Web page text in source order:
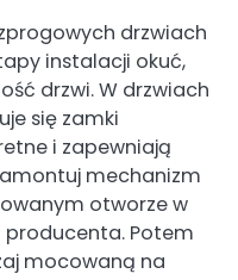
drzwiach
instalacji okuć,
drzwi. W drzwiach
się zamki
i zapewniają
mechanizm
otworze w
producenta. Potem
mocowaną na